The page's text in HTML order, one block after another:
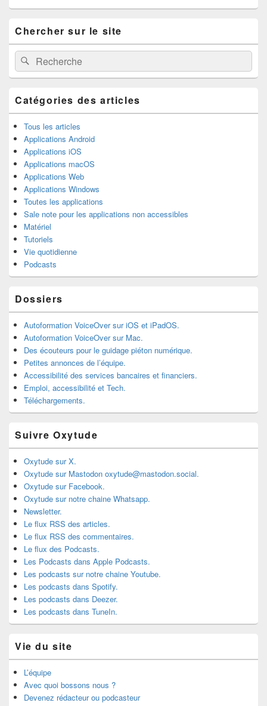
principale
de
widget
pour
la
latérale
Chercher sur le site
Recherche :Rechercher
Catégories des articles
Tous les articles
Applications Android
Applications iOS
Applications macOS
Applications Web
Applications Windows
Toutes les applications
Sale note pour les applications non accessibles
Matériel
Tutoriels
Vie quotidienne
Podcasts
Dossiers
Autoformation VoiceOver sur iOS et iPadOS.
Autoformation VoiceOver sur Mac.
Des écouteurs pour le guidage piéton numérique.
Petites annonces de l’équipe.
Accessibilité des services bancaires et financiers.
Emploi, accessibilité et Tech.
Téléchargements.
Suivre Oxytude
Oxytude sur X.
Oxytude sur Mastodon oxytude@mastodon.social.
Oxytude sur Facebook.
Oxytude sur notre chaine Whatsapp.
Newsletter.
Le flux RSS des articles.
Le flux RSS des commentaires.
Le flux des Podcasts.
Les Podcasts dans Apple Podcasts.
Les podcasts sur notre chaine Youtube.
Les podcasts dans Spotify.
Les podcasts dans Deezer.
Les podcasts dans TuneIn.
Vie du site
L’équipe
Avec quoi bossons nous ?
Devenez rédacteur ou podcasteur